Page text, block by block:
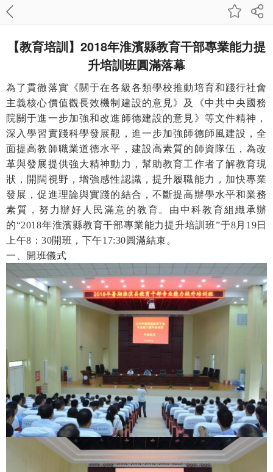
【教育培訓】2018年淮濱縣教育干部專業能力提
升培訓班圓滿落幕
為了貫徹落實《關于在各級各類學校推動培育和踐行社會
主義核心價值觀長效機制建設的意見》及《中共中央國務
院關于進一步加強和改進師德建設的意見》等文件精神，
深入學習實踐科學發展觀，進一步加強師德師風建設，全
面提高教師職業道德水平，建設高素質的師資隊伍，為改
革與發展提供強大精神動力，幫助教育工作者了解教育現
狀，開闊視野，增強感性認識，提升履職能力，加快專業
發展，促進理論與實踐的結合，不斷提高辦學水平和業務
素質，努力辦好人民滿意的教育。由中科教育組織承辦
的“2018年淮濱縣教育干部專業能力提升培訓班”于8月19日
上午8：30開班，下午17:30圓滿結束。
一、開班儀式